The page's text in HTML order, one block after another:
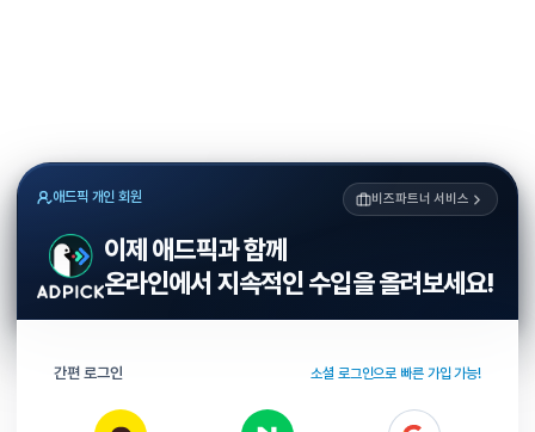
애드픽 개인 회원 비즈파트너 서비스
이제 애드픽과 함께
온라인에서 지속적인 수입을 올려보세요!
간편 로그인 소셜 로그인으로 빠른 가입 가능!